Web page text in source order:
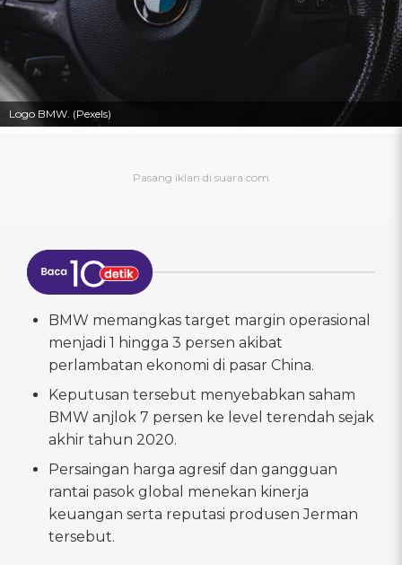
Logo BMW. (Pexels)
BMW memangkas target margin operasional
menjadi 1 hingga 3 persen akibat
perlambatan ekonomi di pasar China.
Keputusan tersebut menyebabkan saham
BMW anjlok 7 persen ke level terendah sejak
akhir tahun 2020.
Persaingan harga agresif dan gangguan
rantai pasok global menekan kinerja
keuangan serta reputasi produsen Jerman
tersebut.